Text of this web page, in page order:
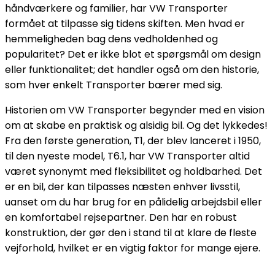
håndværkere og familier, har VW Transporter
formået at tilpasse sig tidens skiften. Men hvad er
hemmeligheden bag dens vedholdenhed og
popularitet? Det er ikke blot et spørgsmål om design
eller funktionalitet; det handler også om den historie,
som hver enkelt Transporter bærer med sig.
Historien om VW Transporter begynder med en vision
om at skabe en praktisk og alsidig bil. Og det lykkedes!
Fra den første generation, T1, der blev lanceret i 1950,
til den nyeste model, T6.1, har VW Transporter altid
været synonymt med fleksibilitet og holdbarhed. Det
er en bil, der kan tilpasses næsten enhver livsstil,
uanset om du har brug for en pålidelig arbejdsbil eller
en komfortabel rejsepartner. Den har en robust
konstruktion, der gør den i stand til at klare de fleste
vejforhold, hvilket er en vigtig faktor for mange ejere.